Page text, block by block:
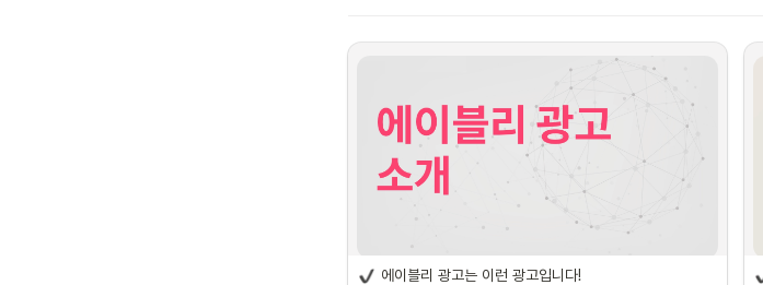
에이블리 광고는 이런 광고입니다!